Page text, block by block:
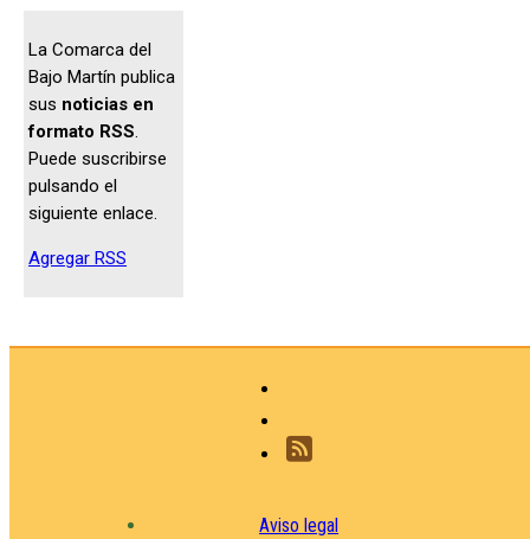
La Comarca del
Bajo Martín publica
sus noticias en
formato RSS
Puede suscribirse
pulsando el
siguiente enlace.
Agregar RSS
Aviso legal